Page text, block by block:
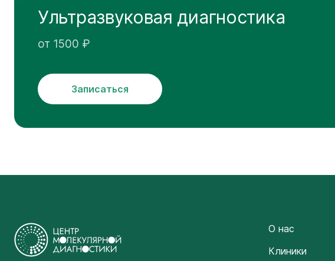
Ультразвуковая диагностика
от 1500 ₽
Записаться
О нас
Клиники